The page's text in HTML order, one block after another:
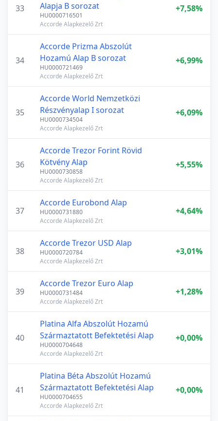
33
Alapja B sorozat
HU0000716501
Accorde Alapkezelő Zrt
+7,58%
34
Accorde Prizma Abszolút
Hozamú Alap B sorozat
HU0000721469
Accorde Alapkezelő Zrt
+6,99%
35
Accorde World Nemzetközi
Részvényalap I sorozat
HU0000734504
Accorde Alapkezelő Zrt
+6,09%
36
Accorde Trezor Forint Rövid
Kötvény Alap
HU0000730858
Accorde Alapkezelő Zrt
+5,55%
37
Accorde Eurobond Alap
HU0000731880
Accorde Alapkezelő Zrt
+4,64%
38
Accorde Trezor USD Alap
HU0000720784
Accorde Alapkezelő Zrt
+3,01%
39
Accorde Trezor Euro Alap
HU0000731484
Accorde Alapkezelő Zrt
+1,28%
40
Platina Alfa Abszolút Hozamú
Származtatott Befektetési Alap
HU0000704648
Accorde Alapkezelő Zrt
+0,00%
41
Platina Béta Abszolút Hozamú
Származtatott Befektetési Alap
HU0000704655
Accorde Alapkezelő Zrt
+0,00%